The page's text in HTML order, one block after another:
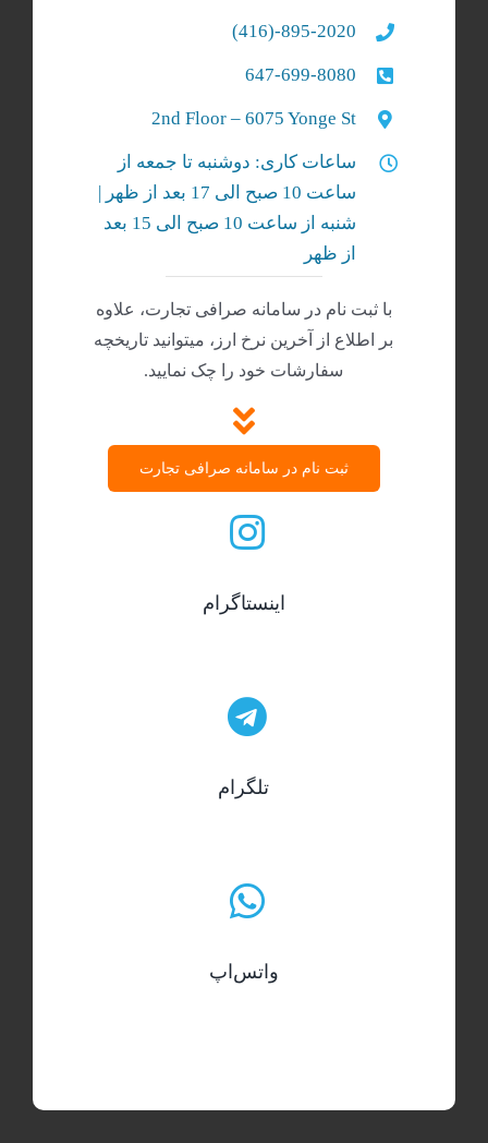
895-2020-(416)
647-699-8080
2nd Floor – 6075 Yonge St
ساعات کاری: دوشنبه تا جمعه از
ساعت 10 صبح الی 17 بعد از ظهر |
شنبه‌ از ساعت 10 صبح الی 15 بعد
از ظهر
با ثبت نام در سامانه صرافی تجارت، علاوه
بر اطلاع از آخرین نرخ ارز، میتوانید تاریخچه
سفارشات خود را چک نمایید.
ثبت نام در سامانه صرافی تجارت
اینستاگرام
تلگرام
واتس‌اپ